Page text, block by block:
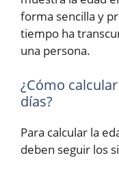
forma sencilla y
tiempo ha
una persona.
¿Cómo
días?
Para calcular la
deben seguir los